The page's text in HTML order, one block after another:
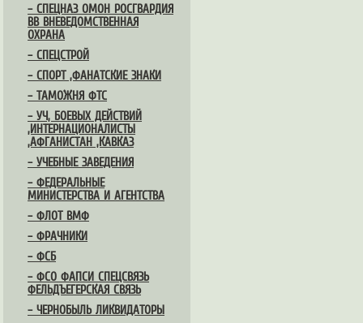
– СПЕЦНАЗ ОМОН РОСГВАРДИЯ
ВВ ВНЕВЕДОМСТВЕННАЯ
ОХРАНА
– СПЕЦСТРОЙ
– СПОРТ ,ФАНАТСКИЕ ЗНАКИ
– ТАМОЖНЯ ФТС
– УЧ, БОЕВЫХ ДЕЙСТВИЙ
,ИНТЕРНАЦИОНАЛИСТЫ
,АФГАНИСТАН ,КАВКАЗ
– УЧЕБНЫЕ ЗАВЕДЕНИЯ
– ФЕДЕРАЛЬНЫЕ
МИНИСТЕРСТВА И АГЕНТСТВА
– ФЛОТ ВМФ
– ФРАЧНИКИ
– ФСБ
– ФСО ФАПСИ СПЕЦСВЯЗЬ
ФЕЛЬДЪЕГЕРСКАЯ СВЯЗЬ
– ЧЕРНОБЫЛЬ ЛИКВИДАТОРЫ